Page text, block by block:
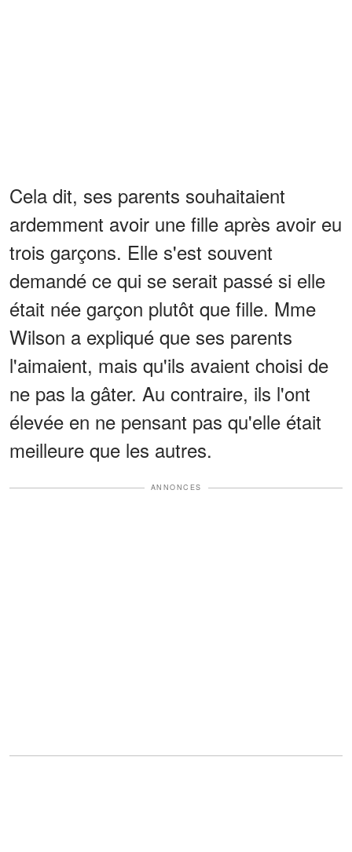
Cela dit, ses parents souhaitaient
ardemment avoir une fille après avoir eu
trois garçons. Elle s'est souvent
demandé ce qui se serait passé si elle
était née garçon plutôt que fille. Mme
Wilson a expliqué que ses parents
l'aimaient, mais qu'ils avaient choisi de
ne pas la gâter. Au contraire, ils l'ont
élevée en ne pensant pas qu'elle était
meilleure que les autres.
ANNONCES